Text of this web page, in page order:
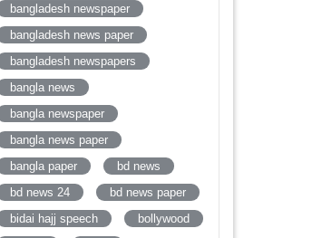
bangladesh newspaper
bangladesh news paper
bangladesh newspapers
bangla news
bangla newspaper
bangla news paper
bangla paper
bd news
bd news 24
bd news paper
bidai hajj speech
bollywood